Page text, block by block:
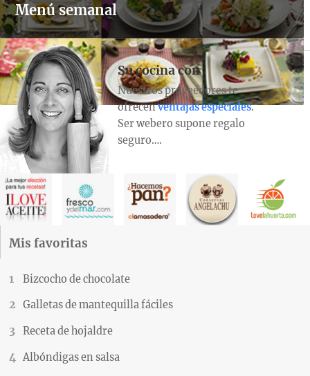
Menú semanal
Su cocina con
Nuestros proveedores te
ofrecenventajas especiales.
Ser webero supone regalo
seguro….
Mis favoritas
Bizcocho de chocolate
Galletas de mantequilla fáciles
Receta de hojaldre
Albóndigas en salsa